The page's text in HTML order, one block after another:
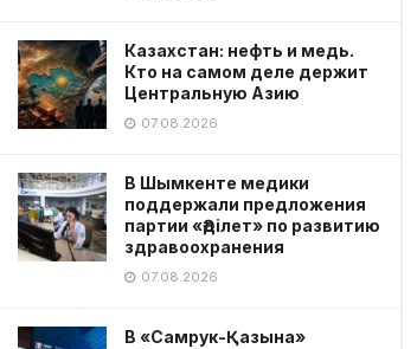
Казахстан: нефть и медь.
Кто на самом деле держит
Центральную Азию
07.08.2026
В Шымкенте медики
поддержали предложения
партии «Әділет» по развитию
здравоохранения
07.08.2026
В «Самрук-Қазына»